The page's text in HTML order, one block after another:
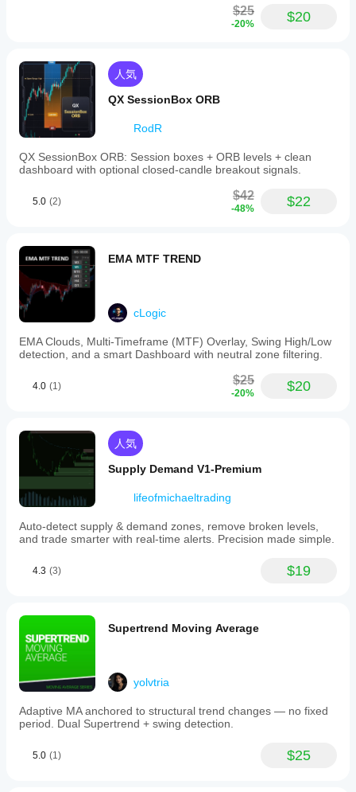
$25
-20% $20
人気
QX SessionBox ORB
RodR
QX SessionBox ORB: Session boxes + ORB levels + clean
dashboard with optional closed-candle breakout signals.
5.0 (2) $42
-48% $22
EMA MTF TREND
cLogic
EMA Clouds, Multi-Timeframe (MTF) Overlay, Swing High/Low
detection, and a smart Dashboard with neutral zone filtering.
4.0 (1) $25
-20% $20
人気
Supply Demand V1-Premium
lifeofmichaeltrading
Auto-detect supply & demand zones, remove broken levels,
and trade smarter with real-time alerts. Precision made simple.
4.3 (3) $19
Supertrend Moving Average
yolvtria
Adaptive MA anchored to structural trend changes — no fixed
period. Dual Supertrend + swing detection.
5.0 (1) $25